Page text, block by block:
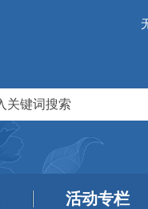
活动专栏